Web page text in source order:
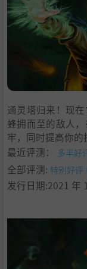
3.最佳的Fps游戏！
4.没有相同的游戏
回到城堡
系统需求
通灵塔归来！现
蜂拥而至的敌人
牢，同时提高你的
最近评测：
多半好
全部评测: 特别好评
发行日期:2021 年